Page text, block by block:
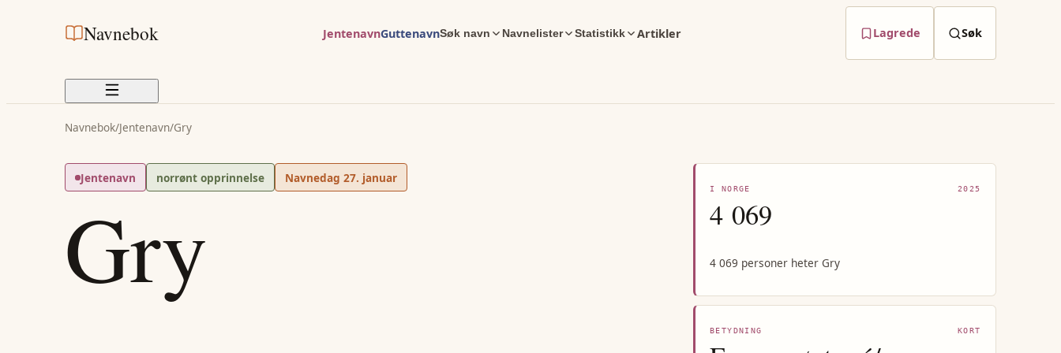
Navnebok JentenavnGuttenavnSøk navn Navnelister Statistikk Artikler Lagrede Søk
Navnebok/Jentenavn/Gry
Jentenavn norrønt opprinnelse Navnedag 27. januar
Gry I NORGE 2025
4 069
4 069 personer heter Gry
BETYDNING KORT